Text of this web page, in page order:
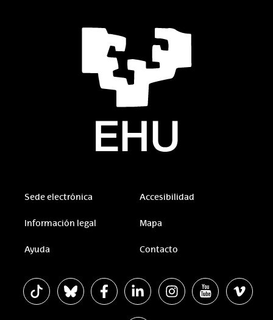
Sede electrónica Accesibilidad
Información legal Mapa
Ayuda Contacto
La EHU en TiktokLa EHU en Bluesky
La EHU en Facebook
La EHU en Linkedin
La EHU en Instagram
La EHU enLa EHU